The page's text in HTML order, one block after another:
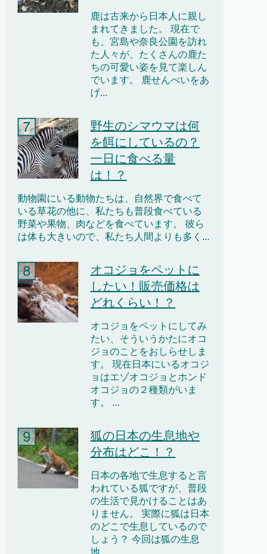
鹿は古来から日本人に親し
まれてきました。 現在で
も、宮島や奈良公園を訪れ
た人々が、たくさんの鹿た
ちの可愛い姿を見て楽しん
でいます。 鹿せんべいをあ
げ...
野生のシマウマは何
を餌にしているの？
一日に食べる量
は！？
動物園にいる動物たちは、自然界で食べて
いる草花の他に、私たちも普段食べている
野菜や果物、肉などを食べています。 彼ら
は体も大きいので、私たち人間よりも多く...
オコジョをペットに
したい！販売価格は
どれくらい！？
オコジョをペットにしてみ
たい、そういうかたにオコ
ジョのことをおしらせしま
す。 現在日本にいるオコジ
ョはエゾオコジョとホンド
オコジョの２種類がいま
す。 ...
狐の日本の生息地や
分布はどこ！？
日本の各地で生息すると言
われている狐ですが、普段
の生活で見かけることはあ
りません。 実際に狐は日本
のどこで生息しているので
しょう？ 今回は狐の生息
地...